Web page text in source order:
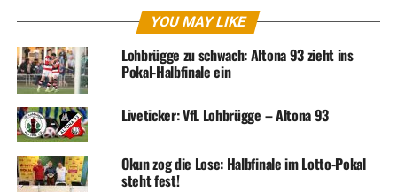
YOU MAY LIKE
Lohbrügge zu schwach: Altona 93 zieht ins
Pokal-Halbfinale ein
Liveticker: VfL Lohbrügge – Altona 93
Okun zog die Lose: Halbfinale im Lotto-Pokal
steht fest!